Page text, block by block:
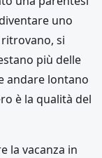
uno
si
più delle
andare lontano
è la qualità del
la vacanza in